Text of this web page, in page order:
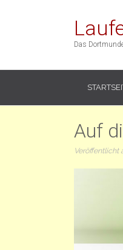
Das
Auf
Veröffentlicht